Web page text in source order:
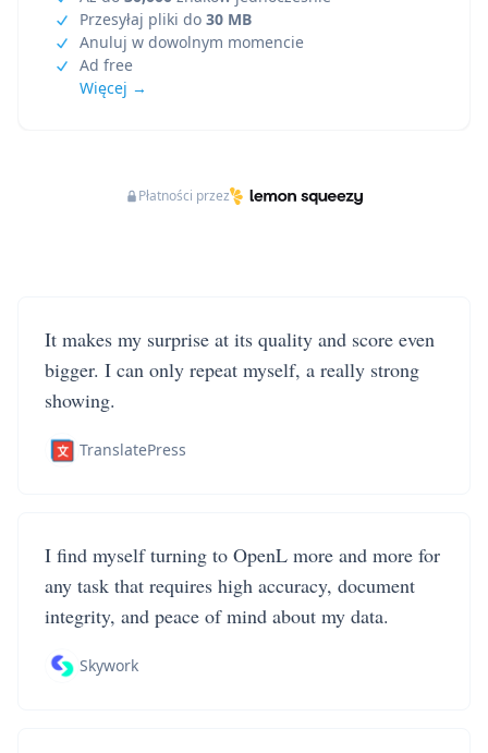
Przesyłaj pliki do 30 MB
Anuluj w dowolnym momencie
Ad free
Więcej →
Płatności przez
It makes my surprise at its quality and score even
bigger. I can only repeat myself, a really strong
showing.
TranslatePress
I find myself turning to OpenL more and more for
any task that requires high accuracy, document
integrity, and peace of mind about my data.
Skywork